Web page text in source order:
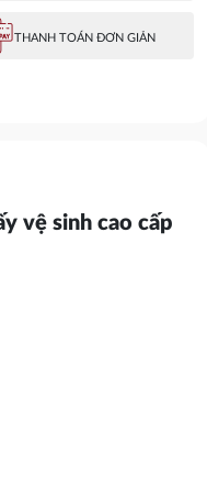
THANH TOÁN ĐƠN GIẢN
vệ sinh cao cấp